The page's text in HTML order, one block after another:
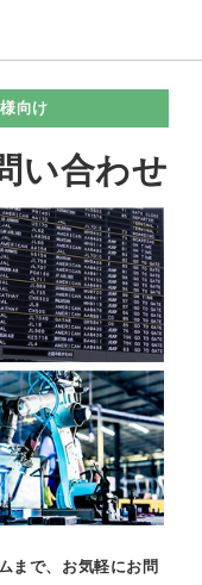
向け
い合わせ
まで、お気軽にお問